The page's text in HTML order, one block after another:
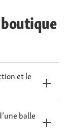
boutique
et le
balle